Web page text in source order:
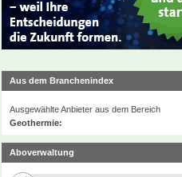
Aus dem Branchenindex
Ausgewählte Anbieter aus dem Bereich
Geothermie:
Aboverwaltung